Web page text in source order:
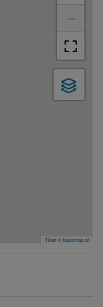
−
Tiles ©basemap.at